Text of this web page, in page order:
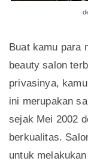
Buat kamu para
beauty salon
privasinya,
ini merupakan
sejak Mei 2002
berkualitas.
untuk